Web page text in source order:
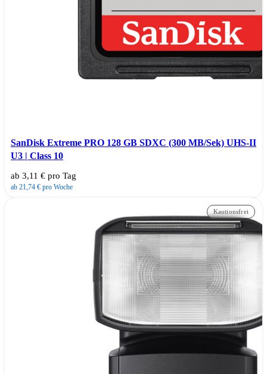
SanDisk Extreme PRO 128 GB SDXC (300 MB/Sek) UHS-II
U3 | Class 10
ab 3,11 € pro Tag
ab 21,74 € pro Woche
Kautionsfrei